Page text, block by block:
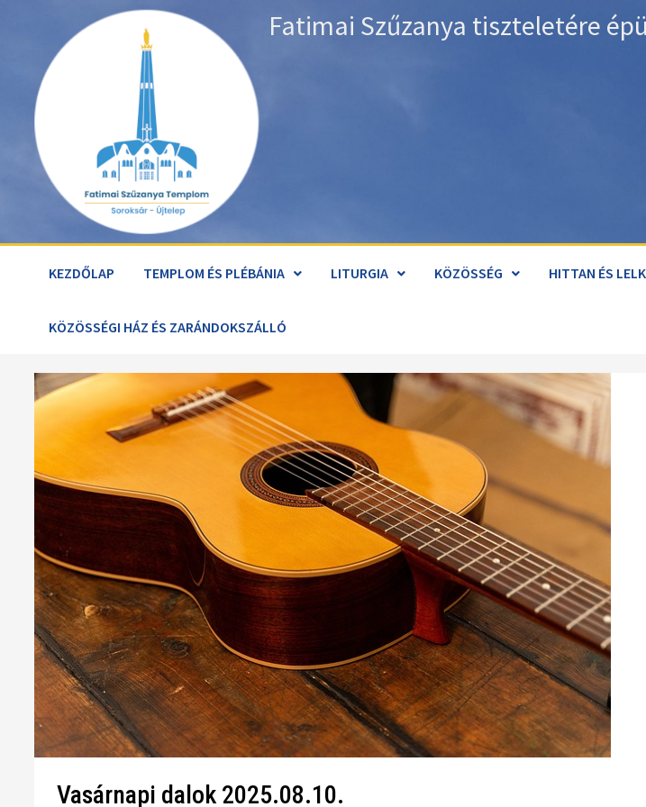
Fatimai Szűzanya tiszteletére
KEZDŐLAP TEMPLOM ÉS PLÉBÁNIA LITURGIA KÖZÖSSÉG HITTAN ÉS
KÖZÖSSÉGI HÁZ ÉS ZARÁNDOKSZÁLLÓ
Vasárnapi dalok 2025.08.10.